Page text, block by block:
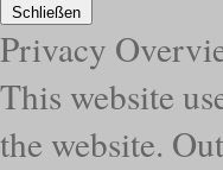
Schließen
Privacy
This website
the website.